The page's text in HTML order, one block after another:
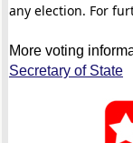
any election. For
More voting
Secretary of State